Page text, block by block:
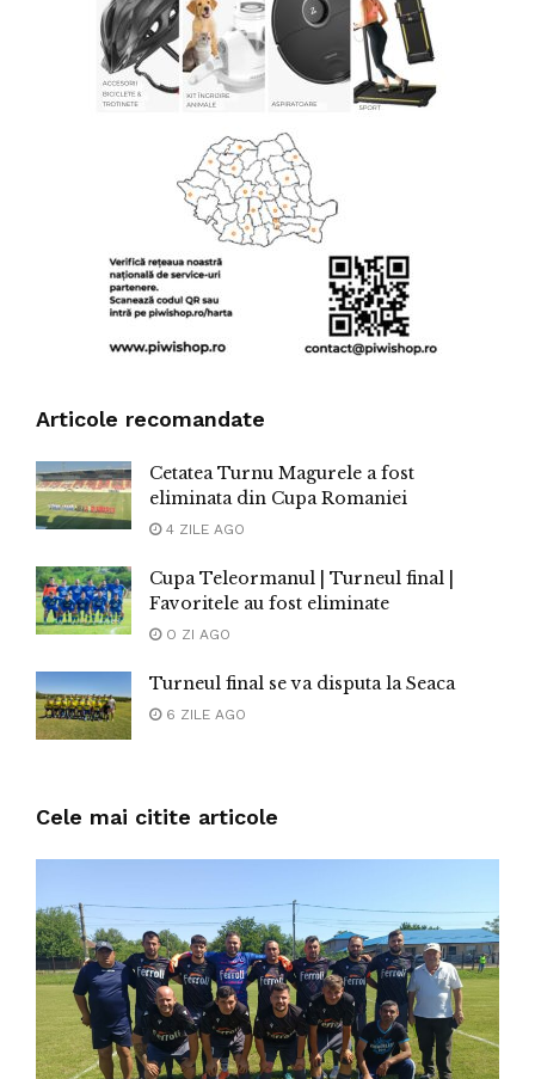
Articole recomandate
Cetatea Turnu Magurele a fost
eliminata din Cupa Romaniei
4 ZILE AGO
Cupa Teleormanul | Turneul final |
Favoritele au fost eliminate
O ZI AGO
Turneul final se va disputa la Seaca
6 ZILE AGO
Cele mai citite articole